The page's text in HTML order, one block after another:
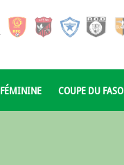
FÉMININE COUPE DU FASO